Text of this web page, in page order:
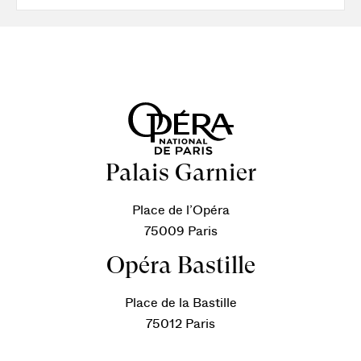
Palais Garnier
Place de l’Opéra
75009 Paris
Opéra Bastille
Place de la Bastille
75012 Paris